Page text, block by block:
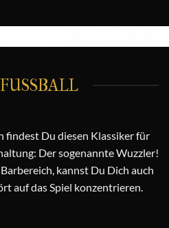
findest Du diesen Klassiker für
Der sogenannte Wuzzler!
kannst Du Dich auch
auf das Spiel konzentrieren.